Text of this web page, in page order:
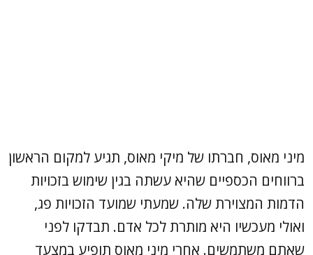
מיני מאוס, חברתו של מיקי מאוס, תגיע למקום הראשון
ברווחים הכספיים שהיא עשתה בגין שימוש בזכויות
הדמות המצוירת שלה. שמעתי שמועד הזכויות פג,
ואולי מעכשיו היא מותרת לכל אדם. תבדקו לפני
שאתם משתמשים. אחרי מיני מאוס תופיע במצעד